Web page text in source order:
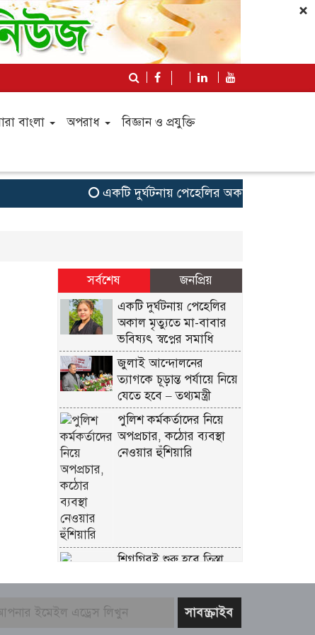
×
বাংলা অপরাধ
বিজ্ঞান ও প্রযুক্তি
একটি দুর্ঘটনায় পেহেলির অকাল মৃত্যুতে মা-
সর্বশেষ
জনপ্রিয়
একটি দুর্ঘটনায় পেহেলির
অকাল মৃত্যুতে মা-বাবার
ভবিষ্যৎ স্বপ্নের সমাধি
জুলাই আন্দোলনের
ত্যাগকে চূড়ান্ত পর্যায়ে নিয়ে
যেতে হবে – তথ্যমন্ত্রী
পুলিশ কর্মকর্তাদের নিয়ে
অপপ্রচার, কঠোর ব্যবস্থা
নেওয়ার হুঁশিয়ারি
শিগগিরই শুরু হবে তিস্তা